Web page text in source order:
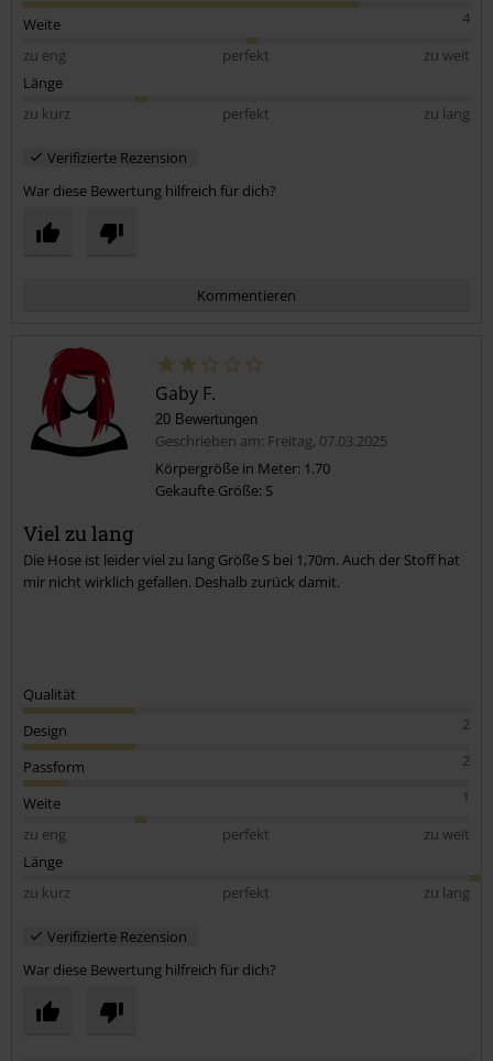
4
Weite
zu eng
perfekt
zu weit
Länge
zu kurz
perfekt zu lang
Verifizierte Rezension
War diese Bewertung hilfreich für dich?
Kommentieren
Kommentar jetzt abschicken!
Gaby F.
20 Bewertungen
Geschrieben am: Freitag, 07.03.2025
Körpergröße in Meter: 1.70
Gekaufte Größe: S
Viel zu lang
Die Hose ist leider viel zu lang Größe S bei 1,70m. Auch der Stoff hat
mir nicht wirklich gefallen. Deshalb zurück damit.
Qualität
2
Design
2
Passform
1
Weite
zu eng
perfekt
zu weit
Länge
zu kurz
perfekt zu lang
Verifizierte Rezension
War diese Bewertung hilfreich für dich?